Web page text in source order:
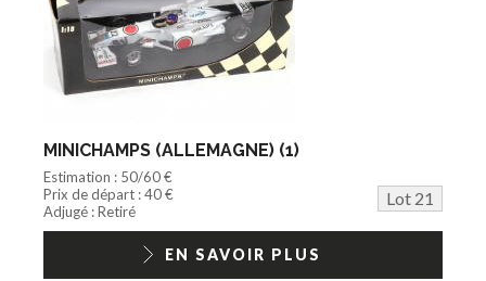
MINICHAMPS (ALLEMAGNE) (1)
Estimation : 50/60 €
Prix de départ : 40 €
Lot 21
Adjugé : Retiré
EN SAVOIR PLUS